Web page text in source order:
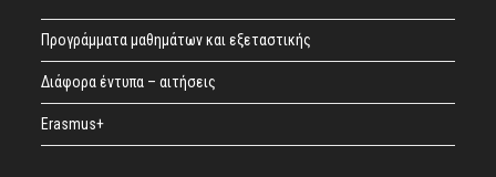
Προγράμματα μαθημάτων και εξεταστικής
Διάφορα έντυπα – αιτήσεις
Erasmus+